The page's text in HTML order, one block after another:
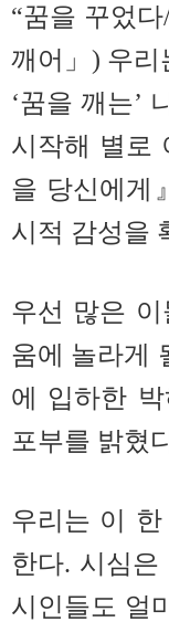
“꿈을 꾸었
깨어」) 우리
‘꿈을 깨는’
시작해 별로
을 당신에게
시적 감성을
우선 많은
움에 놀라게
에 입하한
포부를 밝혔
우리는 이
한다. 시심
시인들도 얼